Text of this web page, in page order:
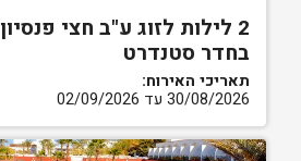
2 לילות לזוג ע"ב חצי פנסיון
בחדר סטנדרט
תאריכי האירוח:
30/08/2026 עד 02/09/2026